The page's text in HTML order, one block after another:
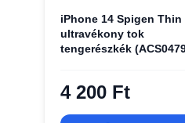
iPhone 14 Spigen Thin
ultravékony tok
tengerészkék
4 200 Ft